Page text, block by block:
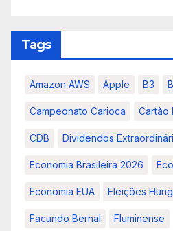
Tags
Amazon AWS Apple B3
Campeonato Carioca Cartão
CDB Dividendos
Economia Brasileira 2026
Economia EUA Eleições
Facundo Bernal Fluminense